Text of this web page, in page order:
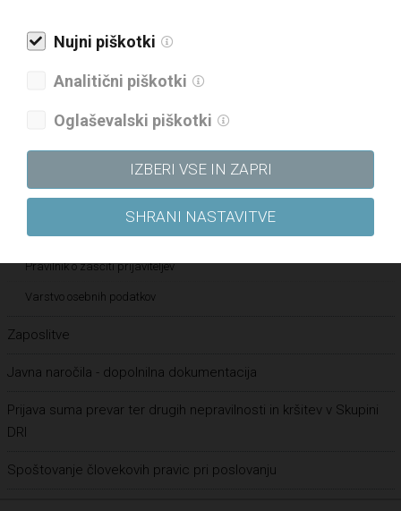
Etični kodeks
Katalog informacij javnega značaja
Pravilnik o določanju in varovanju poslovnih skrivnosti
Vloga za dodelitev donatorskih sredstev
Kultura pravičnosti – Letališče Edvarda Rusjana Maribor
Pravilnik o zaščiti prijaviteljev
Varstvo osebnih podatkov
Zaposlitve
Javna naročila - dopolnilna dokumentacija
Prijava suma prevar ter drugih nepravilnosti in kršitev v Skupini
DRI
Spoštovanje človekovih pravic pri poslovanju
Nujni piškotki
Analitični piškotki
Oglaševalski piškotki
IZBERI VSE IN ZAPRI
SHRANI NASTAVITVE